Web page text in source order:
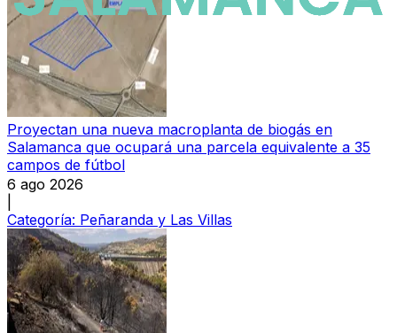
Proyectan una nueva macroplanta de biogás en
Salamanca que ocupará una parcela equivalente a 35
campos de fútbol
6 ago 2026
Categoría: Peñaranda y Las Villas